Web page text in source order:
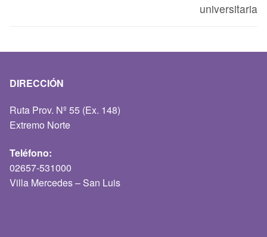
universitaria
DIRECCIÓN
Ruta Prov. Nº 55 (Ex. 148)
Extremo Norte
Teléfono:
02657-531000
Villa Mercedes – San Luis